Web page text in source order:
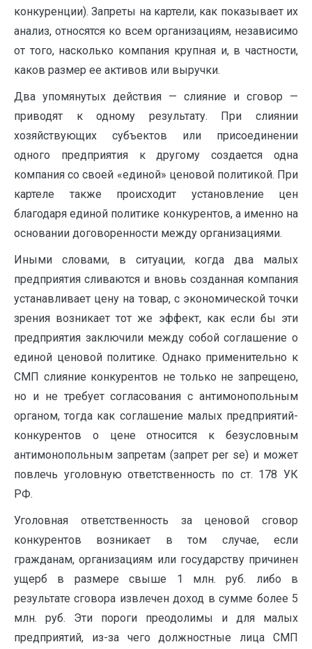
конкуренции). Запреты на картели, как показывает их
анализ, относятся ко всем организациям, независимо
от того, насколько компания крупная и, в частности,
каков размер ее активов или выручки.
Два упомянутых действия — слияние и сговор —
приводят к одному результату. При слиянии
хозяйствующих субъектов или присоединении
одного предприятия к другому создается одна
компания со своей «единой» ценовой политикой. При
картеле также происходит установление цен
благодаря единой политике конкурентов, а именно на
основании договоренности между организациями.
Иными словами, в ситуации, когда два малых
предприятия сливаются и вновь созданная компания
устанавливает цену на товар, с экономической точки
зрения возникает тот же эффект, как если бы эти
предприятия заключили между собой соглашение о
единой ценовой политике. Однако применительно к
СМП слияние конкурентов не только не запрещено,
но и не требует согласования с антимонопольным
органом, тогда как соглашение малых предприятий-
конкурентов о цене относится к безусловным
антимонопольным запретам (запрет per se) и может
повлечь уголовную ответственность по ст. 178 УК
РФ.
Уголовная ответственность за ценовой сговор
конкурентов возникает в том случае, если
гражданам, организациям или государству причинен
ущерб в размере свыше 1 млн. руб. либо в
результате сговора извлечен доход в сумме более 5
млн. руб. Эти пороги преодолимы и для малых
предприятий, из-за чего должностные лица СМП